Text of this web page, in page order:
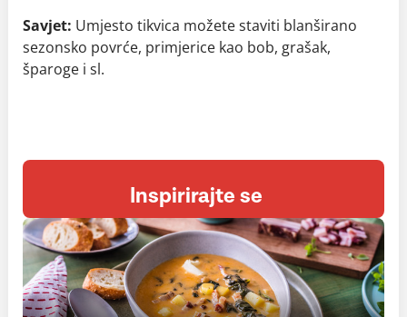
Savjet: Umjesto tikvica možete staviti blanširano
sezonsko povrće, primjerice kao bob, grašak,
šparoge i sl.
Inspirirajte se